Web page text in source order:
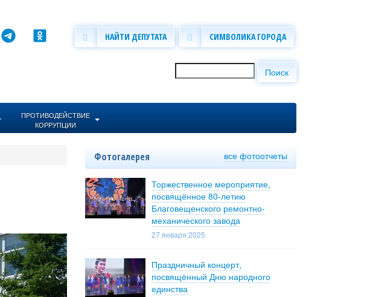
НАЙТИ ДЕПУТАТА СИМВОЛИКА ГОРОДА
Форма поиска
Поиск
ПРОТИВОДЕЙСТВИЕ
КОРРУПЦИИ
Фотогалерея все фотоотчеты
Торжественное мероприятие,
посвящённое 80-летию
Благовещенского ремонтно-
механического завода
27 января 2025
Праздничный концерт,
посвящённый Дню народного
единства